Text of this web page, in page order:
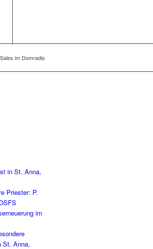
im Domradio
in St. Anna,
Priester: P.
im
St. Anna,